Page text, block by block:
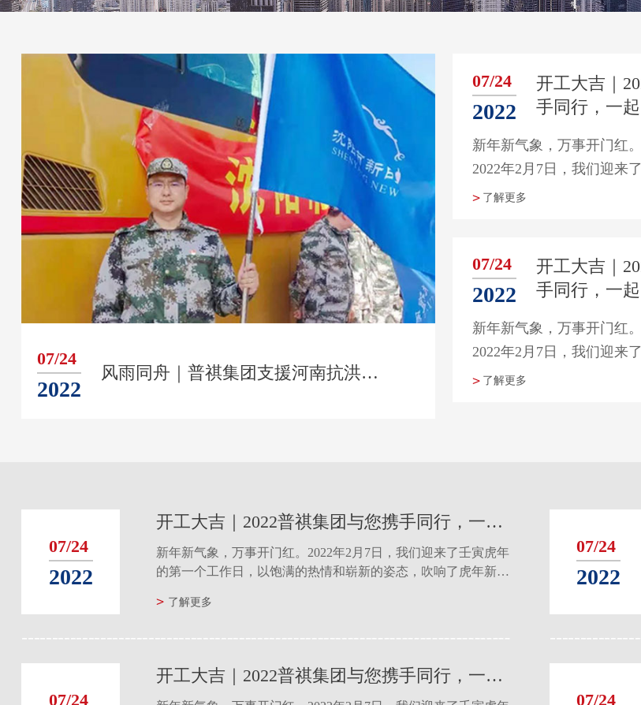
07/24
2022
风雨同舟｜普祺集团支援河南抗洪救灾
07/24
2022
开工大吉｜
手同行，一
一起向未来！
新年新气象，万事开门红。
2022年2月7日，我们迎
了解更多
07/24
2022
开工大吉｜
手同行，一
一起向未来！
新年新气象，万事开门红。
2022年2月7日，我们迎
了解更多
07/24
2022
开工大吉｜2022普祺集团与您携手同行，一起向未来！
新年新气象，万事开门红。2022年2月7日，我们迎来了壬寅虎年
的第一个工作日，以饱满的热情和崭新的姿态，吹响了虎年新征
的第一个工作日，以饱满的热情和崭新的姿态，吹响了虎年新征
了解更多
07/24
2022
07/24
开工大吉｜2022普祺集团与您携手同行，一起向未来！
07/24